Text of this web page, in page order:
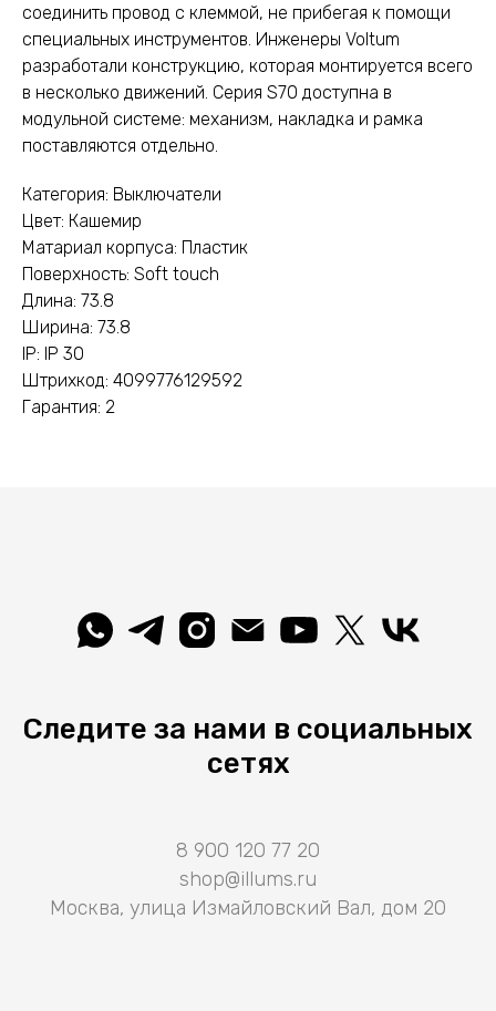
соединить провод с клеммой, не прибегая к помощи
специальных инструментов. Инженеры Voltum
разработали конструкцию, которая монтируется всего
в несколько движений. Серия S70 доступна в
модульной системе: механизм, накладка и рамка
поставляются отдельно.
Категория: Выключатели
Цвет: Кашемир
Матариал корпуса: Пластик
Поверхность: Soft touch
Длина: 73.8
Ширина: 73.8
IP: IP 30
Штрихкод: 4099776129592
Гарантия: 2
Следите за нами в социальных
сетях
8 900 120 77 20
shop@illums.ru
Москва, улица Измайловский Вал, дом 20